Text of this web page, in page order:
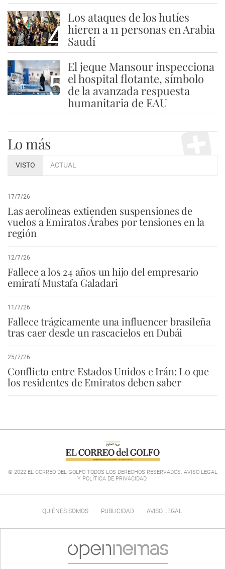
4
Los ataques de los hutíes
hieren a 11 personas en Arabia
Saudí
5
El jeque Mansour inspecciona
el hospital flotante, símbolo
de la avanzada respuesta
humanitaria de EAU
Lo más
VISTO ACTUAL
17/7/26
Las aerolíneas extienden suspensiones de
vuelos a Emiratos Árabes por tensiones en la
región
12/7/26
Fallece a los 24 años un hijo del empresario
emiratí Mustafa Galadari
11/7/26
Fallece trágicamente una influencer brasileña
tras caer desde un rascacielos en Dubái
25/7/26
Conflicto entre Estados Unidos e Irán: Lo que
los residentes de Emiratos deben saber
© 2022 EL CORREO DEL GOLFO TODOS LOS DERECHOS RESERVADOS. AVISO LEGAL
Y POLÍTICA DE PRIVACIDAD.
QUIÉNES SOMOS PUBLICIDAD AVISO LEGAL